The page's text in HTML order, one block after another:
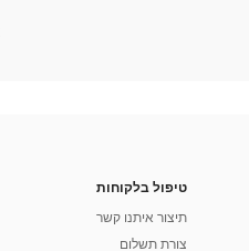
טיפול בלקוחות
תיצור איתנו קשר
צורת תשלום